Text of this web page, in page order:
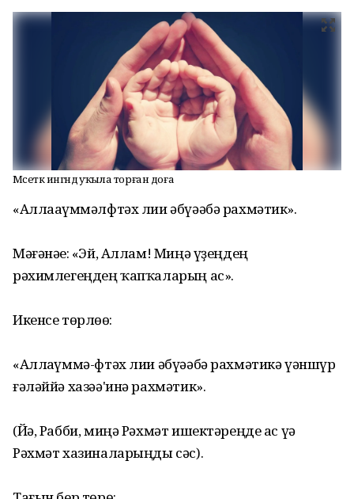
Мәсеткә ингәндә уҡыла торған доға
«Аллааһүммәлфтәх лии әбүәәбә рахмәтик».
Мәғәнәһе: «Эй, Аллам! Миңә үҙеңдең
рәхимлегеңдең ҡапҡаларың ас».
Икенсе төрлөһө:
«Аллаһүммә-фтәх лии әбүәәбә рахмәтикә үәншүр
ғәләййә хазәә'инә рахмәтик».
(Йә, Рабби, миңә Рәхмәт ишектәреңде ас үә
Рәхмәт хазиналарыңды сәс).